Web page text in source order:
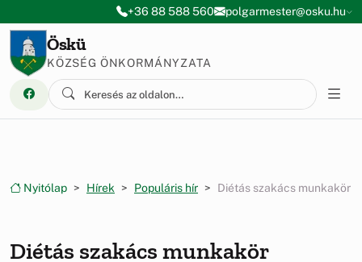
Ugrás a menüre
Ugrás a tartalomra+36 88 588 560 polgarmester@osku.hu
Öskü
KÖZSÉG ÖNKORMÁNYZATA
Nyitólap Hírek Populáris hír Diétás szakács munkakör
Diétás szakács munkakör